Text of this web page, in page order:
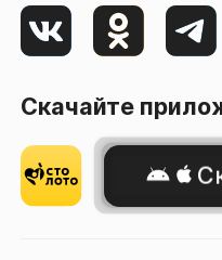
Скачайте